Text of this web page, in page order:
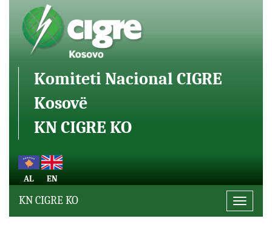
Komiteti Nacional CIGRE
Kosovë
KN CIGRE KO
AL EN
Toggle
KN CIGRE KO